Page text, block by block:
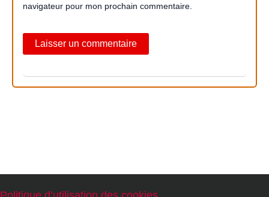
navigateur pour mon prochain commentaire.